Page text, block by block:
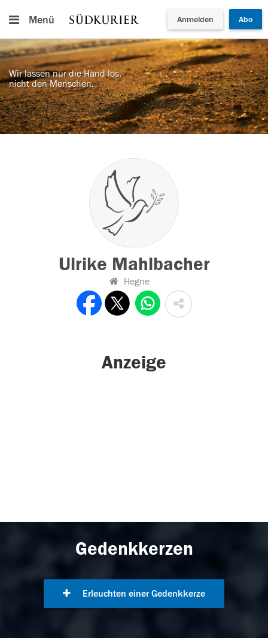
Menü Anmelden Abo
Wir lassen nur die Hand los,
nicht den Menschen.
Ulrike Mahlbacher
Hegne
Anzeige
Gedenkkerzen
Erleuchten einer Gedenkkerze